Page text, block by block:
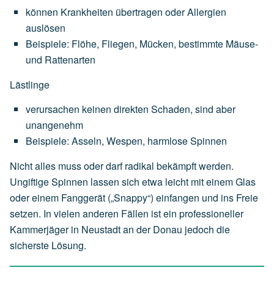
können Krankheiten übertragen oderAllergien
auslösen
Beispiele: Flöhe, Fliegen, Mücken, bestimmte Mäuse-
und Rattenarten
Lästlinge
verursachen keinen direkten Schaden, sind aber
unangenehm
Beispiele: Asseln, Wespen, harmloseSpinnen
Nicht alles muss oder darf radikal bekämpft werden.
Ungiftige Spinnen lassen sich etwa leicht mit einem Glas
oder einem Fanggerät („Snappy“) einfangen und ins Freie
setzen. In vielen anderen Fällen ist ein professioneller
Kammerjäger in Neustadt an der Donau jedoch die
sicherste Lösung.